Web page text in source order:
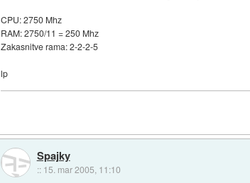
CPU: 2750 Mhz
RAM: 2750/11 = 250 Mhz
Zakasnitve rama: 2-2-2-5
lp
Spajky
:: 15. mar 2005, 11:10